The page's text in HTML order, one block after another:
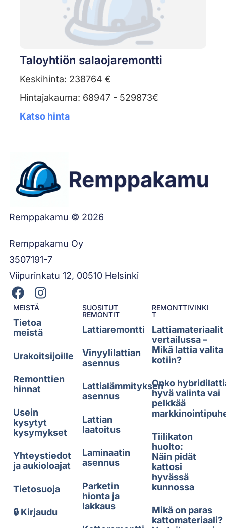
Taloyhtiön salaojaremontti
Keskihinta: 238764 €
Hintajakauma: 68947 - 529873€
Katso hinta
Remppakamu © 2026
Remppakamu Oy
3507191-7
Viipurinkatu 12, 00510 Helsinki
MEISTÄ
Tietoa
meistä
Urakoitsijoille
Remonttien
hinnat
Usein
kysytyt
kysymykset
Yhteystiedot
ja aukioloajat
Tietosuoja
🔒 Kirjaudu
SUOSITUT
REMONTIT
Lattiaremontti
Vinyylilattian
asennus
Lattialämmityksen
asennus
Lattian
laatoitus
Laminaatin
asennus
Parketin
hionta ja
lakkaus
REMONTTIVINKI
T
Lattiamateriaalit
vertailussa –
Mikä lattia valita
kotiin?
Onko
hyvä valinta vai
pelkkää
Tiilikaton
huolto:
Näin pidät
kattosi
hyvässä
kunnossa
Mikä on paras
kattomateriaali?